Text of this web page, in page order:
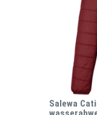
Salewa